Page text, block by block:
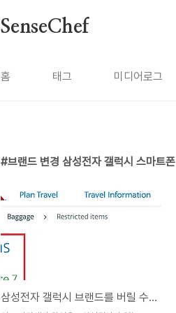
SenseChef
홈 태그 미디어로그
브랜드 변경 삼성전자 갤럭시 스마트
삼성전자 갤럭시 브랜드를 버릴 수 있을까?